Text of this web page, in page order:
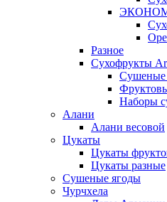
ЭКОНОМ
Разное
Сухофрукты
Сушеные
Наборы
Алани
Алани весовой
Цукаты
Цукаты
Цукаты разные
Сушеные ягоды
Чурчхела